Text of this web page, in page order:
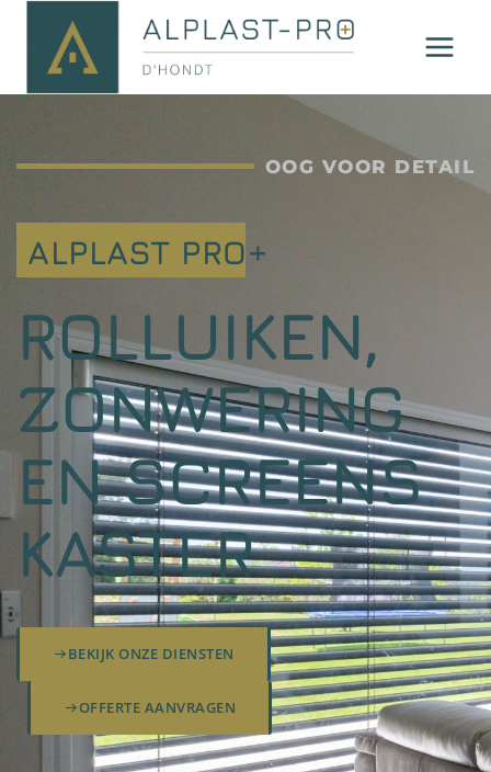
OOG VOOR DETAIL
ALPLAST PRO+
ROLLUIKEN,
ZONWERING
EN SCREENS
KASTER
BEKIJK ONZE DIENSTEN
OFFERTE AANVRAGEN